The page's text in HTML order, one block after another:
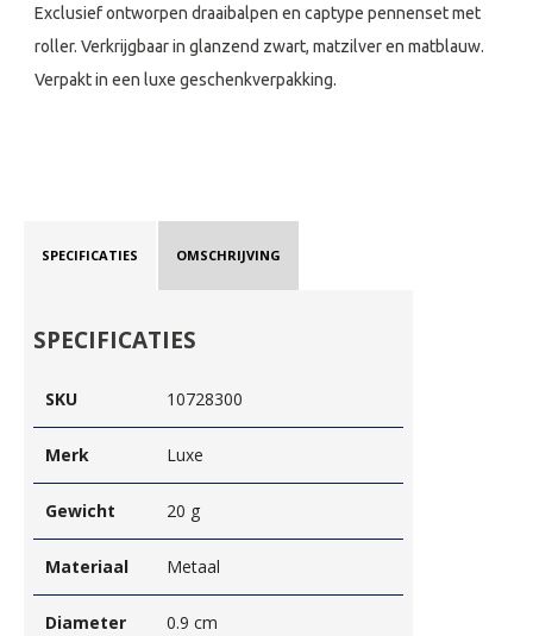
Exclusief ontworpen draaibalpen en captype pennenset met
roller. Verkrijgbaar in glanzend zwart, matzilver en matblauw.
Verpakt in een luxe geschenkverpakking.
SPECIFICATIES OMSCHRIJVING
SPECIFICATIES
SKU 10728300
Merk Luxe
Gewicht 20 g
Materiaal Metaal
Diameter 0.9 cm